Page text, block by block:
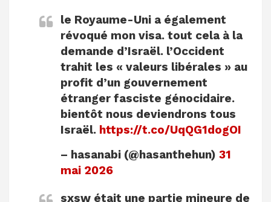
le Royaume-Uni a également
révoqué mon visa. tout cela à la
demande d’Israël. l’Occident
trahit les « valeurs libérales » au
profit d’un gouvernement
étranger fasciste génocidaire.
bientôt nous deviendrons tous
Israël. https://t.co/UqQG1dogOI
– hasanabi (@hasanthehun) 31
mai 2026
sxsw était une partie mineure de